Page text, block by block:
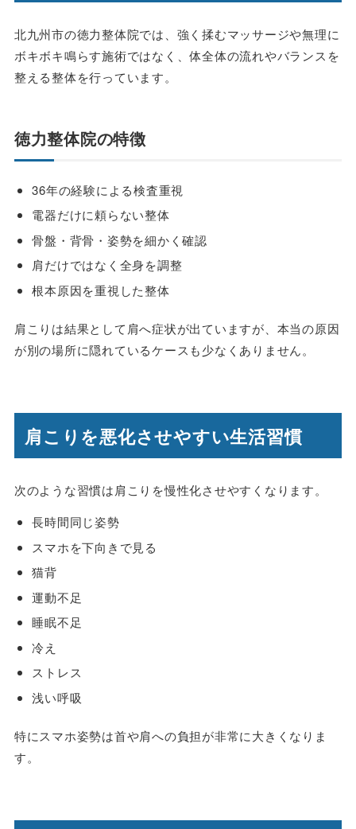
北九州市の徳力整体院では、強く揉むマッサージや無理に
ボキボキ鳴らす施術ではなく、体全体の流れやバランスを
整える整体を行っています。
徳力整体院の特徴
36年の経験による検査重視
電器だけに頼らない整体
骨盤・背骨・姿勢を細かく確認
肩だけではなく全身を調整
根本原因を重視した整体
肩こりは結果として肩へ症状が出ていますが、本当の原因
が別の場所に隠れているケースも少なくありません。
肩こりを悪化させやすい生活習慣
次のような習慣は肩こりを慢性化させやすくなります。
長時間同じ姿勢
スマホを下向きで見る
猫背
運動不足
睡眠不足
冷え
ストレス
浅い呼吸
特にスマホ姿勢は首や肩への負担が非常に大きくなりま
す。